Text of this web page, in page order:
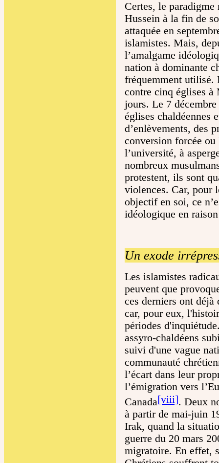
Certes, le
Hussein à la fin de
attaquée en
islamistes. Mais,
l’amalgame
nation à dominante
fréquemment utilisé.
contre cinq églises
jours. Le 7
églises chaldéennes
d’enlèvements, des
conversion forcée
l’université, à
nombreux
protestent, ils sont
violences. Car, pour
objectif en soi, ce
idéologique en
Un exode
Les islamistes
peuvent que
ces derniers ont déjà
car, pour eux,
périodes
assyro-chaldéens
suivi d'une vague
communauté
l’écart dans leur
l’émigration vers
Canada[viii]. Deux
à partir de mai-juin
Irak, quand la
guerre du 20 mars
migratoire. En effet,